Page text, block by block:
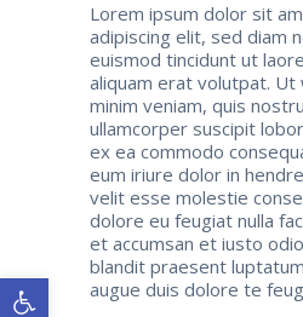
Ανοίξτε τη γραμμή εργαλείων
Lorem ipsum dolor sit
adipiscing elit, sed diam
euismod tincidunt ut
aliquam erat volutpat. Ut
minim veniam, quis
ullamcorper suscipit
ex ea commodo
eum iriure dolor in
velit esse molestie
dolore eu feugiat nulla
et accumsan et iusto
blandit praesent
augue duis dolore te